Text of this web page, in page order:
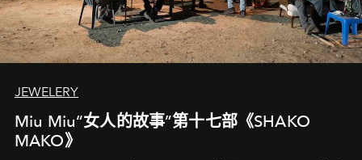
JEWELERY
Miu Miu“女人的故事”第十七部《SHAKO
MAKO》